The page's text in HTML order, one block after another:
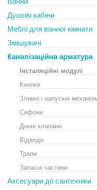
Душові кабіни
Меблі для ванної кімнати
Змішувачі
Каналізаційна арматура
Інсталяційні модулі
Кнопки
Зливні і напускні
Сифони
Донні клапани
Відводи
Трапи
Запасні частини
Аксесуари до сантехніки